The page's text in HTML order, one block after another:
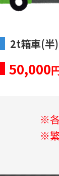
2t箱車(半)
50,000
※
※